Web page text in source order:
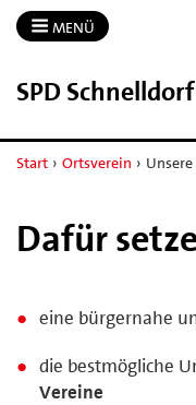
MENÜ
SPD Schnelldorf
Start › Ortsverein ›
Dafür
eine bürgernahe
die bestmögliche
Vereine